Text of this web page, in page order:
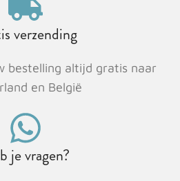
verzending
bestelling altijd gratis naar
en België
je vragen?